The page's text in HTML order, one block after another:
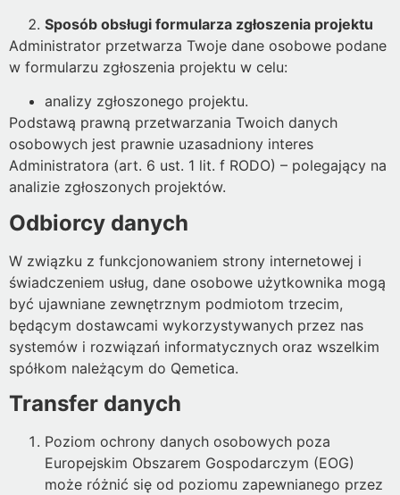
Sposób obsługi formularza zgłoszenia projektu
Administrator przetwarza Twoje dane osobowe podane
w formularzu zgłoszenia projektu w celu:
analizy zgłoszonego projektu.
Podstawą prawną przetwarzania Twoich danych
osobowych jest prawnie uzasadniony interes
Administratora (art. 6 ust. 1 lit. f RODO) – polegający na
analizie zgłoszonych projektów.
Odbiorcy danych
W związku z funkcjonowaniem strony internetowej i
świadczeniem usług, dane osobowe użytkownika mogą
być ujawniane zewnętrznym podmiotom trzecim,
będącym dostawcami wykorzystywanych przez nas
systemów i rozwiązań informatycznych oraz wszelkim
spółkom należącym do Qemetica.
Transfer danych
Poziom ochrony danych osobowych poza
Europejskim Obszarem Gospodarczym (EOG)
może różnić się od poziomu zapewnianego przez